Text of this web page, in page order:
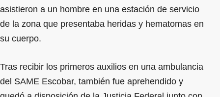
asistieron a un hombre en una estación de servicio
de la zona que presentaba heridas y hematomas en
su cuerpo.
Tras recibir los primeros auxilios en una ambulancia
del SAME Escobar, también fue aprehendido y